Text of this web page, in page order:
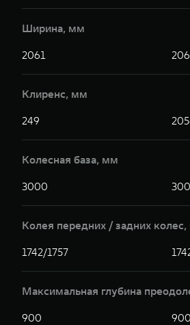
Ширина, мм
2061
Клиренс, мм
249
Колесная база, мм
3000
Колея передних / задних
1742/1757
Максимальная глубина
900 900